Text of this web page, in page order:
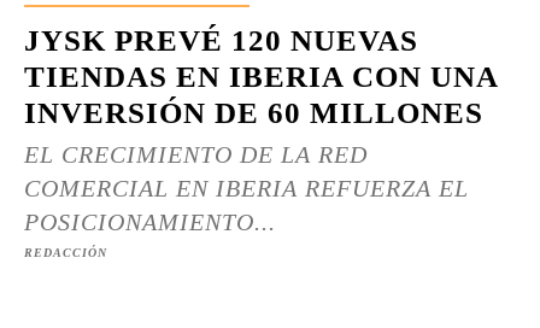
JYSK PREVÉ 120 NUEVAS
TIENDAS EN IBERIA CON UNA
INVERSIÓN DE 60 MILLONES
EL CRECIMIENTO DE LA RED
COMERCIAL EN IBERIA REFUERZA EL
POSICIONAMIENTO...
REDACCIÓN